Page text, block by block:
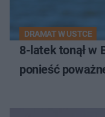
DRAMAT W USTCE
8-latek tonął w
ponieść